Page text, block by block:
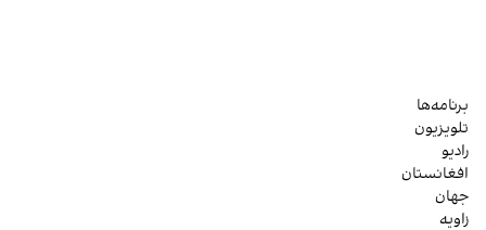
برنامه‌ها
تلویزیون
رادیو
افغانستان
جهان
زاویه